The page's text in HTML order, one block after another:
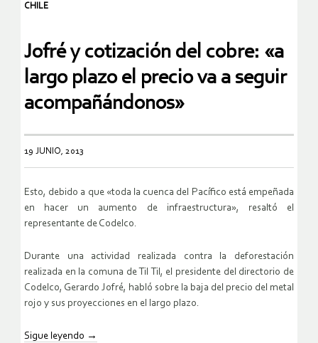
CHILE
Jofré y cotización del cobre: «a
largo plazo el precio va a seguir
acompañándonos»
19 JUNIO, 2013
Esto, debido a que «toda la cuenca del Pacífico está empeñada
en hacer un aumento de infraestructura», resaltó el
representante de Codelco.
Durante una actividad realizada contra la deforestación
realizada en la comuna de Til Til, el presidente del directorio de
Codelco, Gerardo Jofré, habló sobre la baja del precio del metal
rojo y sus proyecciones en el largo plazo.
Sigue leyendo →